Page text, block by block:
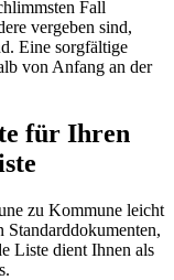
Fall
vergeben sind,
Eine sorgfältige
von Anfang an der
für Ihren
zu Kommune leicht
Standarddokumenten,
Liste dient Ihnen als